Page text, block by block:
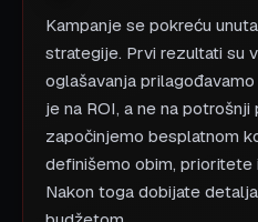
Kampanje se pokreću
strategije. Prvi rezultati su
oglašavanja
je na ROI, a ne na
započinjemo besplatnom
definišemo obim, prioritete
Nakon toga dobijate